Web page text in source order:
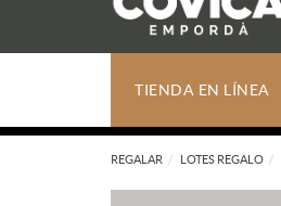
TIENDA EN LÍNEA
REGALAR LOTES REGALO